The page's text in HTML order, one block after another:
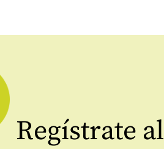
Regístrate al